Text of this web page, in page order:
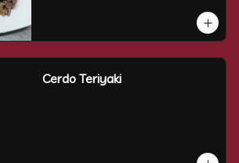
Cerdo Teriyaki